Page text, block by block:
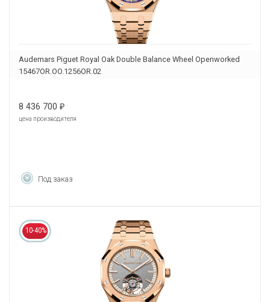
Audemars Piguet Royal Oak Double Balance Wheel Openworked
15467OR.OO.1256OR.02
8 436 700 ₽
цена производителя
Под заказ
10-40%